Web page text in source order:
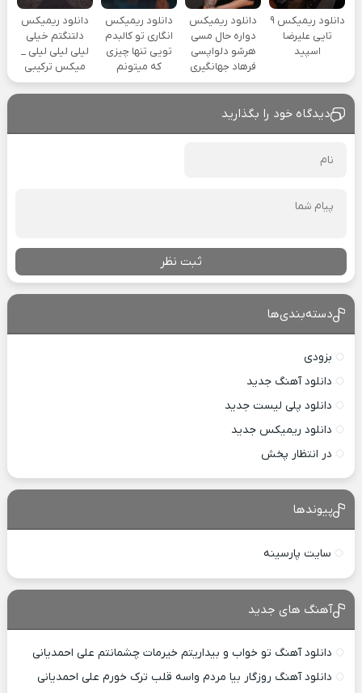
دانلود ریمیکس ۹
تایی علیرضا
اسپید
دانلود ریمیکس
دواره حال مسی
هرشو دلواپسی
فرهاد جهانگیری
دانلود ریمیکس
انگاری تو کالبدم
تویی تنها چیزی
که میتونم
دانلود ریمیکس
دلتنگتم خیلی
لیلی لیلی لیلی _
میکس ترکیبی
دیدگاه خود را بگذارید
ثبت نظر
دسته‌بندی‌ها
بزودی
دانلود آهنگ جدید
دانلود پلی لیست جدید
دانلود ریمیکس جدید
در انتظار پخش
پیوندها
سایت پارسینه
آهنگ های جدید
دانلود آهنگ تو خواب و بیداریتم خیرمات چشمانتم علی احمدیانی
دانلود آهنگ روزگار بیا مردم واسه قلب ترک خورم علی احمدیانی